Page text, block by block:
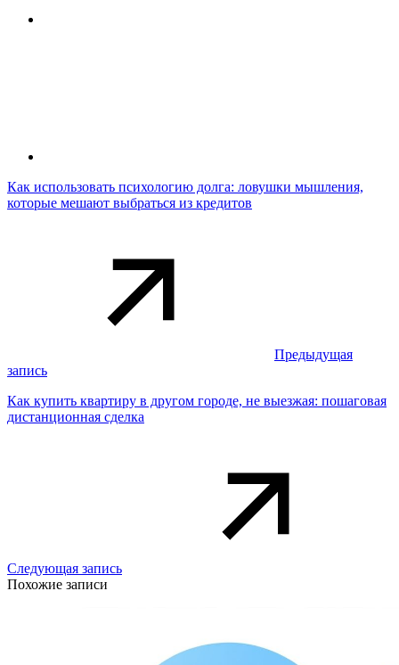
Как использовать психологию долга: ловушки мышления,
которые мешают выбраться из кредитов
Предыдущая
запись
Как купить квартиру в другом городе, не выезжая: пошаговая
дистанционная сделка
Следующая запись
Похожие записи